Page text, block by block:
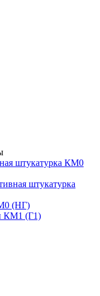
штукатурка КМ0
штукатурка
(НГ)
КМ1 (Г1)